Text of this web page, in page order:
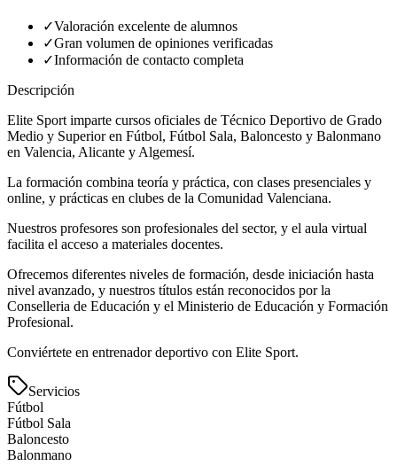
✓Valoración excelente de alumnos
✓Gran volumen de opiniones verificadas
✓Información de contacto completa
Descripción
Elite Sport imparte cursos oficiales de Técnico Deportivo de Grado
Medio y Superior en Fútbol, Fútbol Sala, Baloncesto y Balonmano
en Valencia, Alicante y Algemesí.
La formación combina teoría y práctica, con clases presenciales y
online, y prácticas en clubes de la Comunidad Valenciana.
Nuestros profesores son profesionales del sector, y el aula virtual
facilita el acceso a materiales docentes.
Ofrecemos diferentes niveles de formación, desde iniciación hasta
nivel avanzado, y nuestros títulos están reconocidos por la
Conselleria de Educación y el Ministerio de Educación y Formación
Profesional.
Conviértete en entrenador deportivo con Elite Sport.
Servicios
Fútbol
Fútbol Sala
Baloncesto
Balonmano